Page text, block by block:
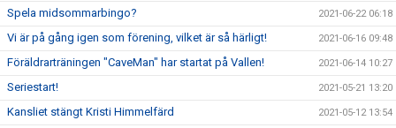
Spela midsommarbingo? 2021-06-22 06:18
Vi är på gång igen som förening, vilket är så härligt! 2021-06-16 09:48
Föräldrarträningen "CaveMan" har startat på Vallen! 2021-06-14 10:27
Seriestart! 2021-05-21 13:20
Kansliet stängt Kristi Himmelfärd 2021-05-12 13:54